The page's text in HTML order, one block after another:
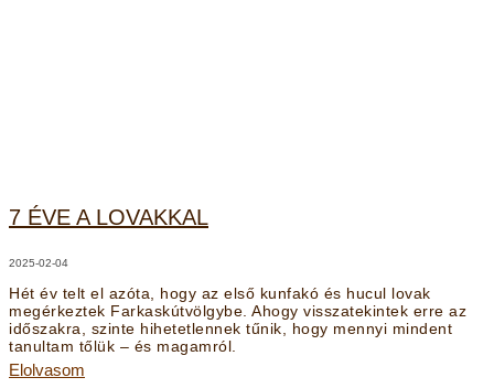
7 ÉVE A LOVAKKAL
2025-02-04
Hét év telt el azóta, hogy az első kunfakó és hucul lovak
megérkeztek Farkaskútvölgybe. Ahogy visszatekintek erre az
időszakra, szinte hihetetlennek tűnik, hogy mennyi mindent
tanultam tőlük – és magamról.
Elolvasom